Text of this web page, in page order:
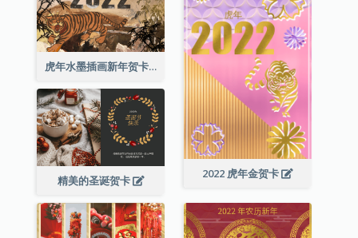
虎年水墨插画新年贺卡
2022 虎年金贺卡
精美的圣诞贺卡